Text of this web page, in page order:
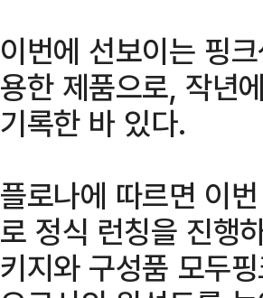
이번에 선보이는 핑
용한 제품으로, 작년
기록한 바 있다.
플로나에 따르면 이
로 정식 런칭을 진행
키지와 구성품 모두